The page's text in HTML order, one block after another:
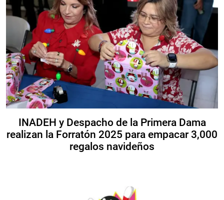
INADEH y Despacho de la Primera Dama
realizan la Forratón 2025 para empacar 3,000
regalos navideños